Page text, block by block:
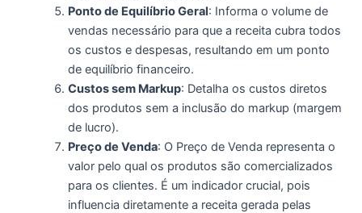
Ponto de Equilíbrio Geral: Informa o volume de
vendas necessário para que a receita cubra todos
os custos e despesas, resultando em um ponto
de equilíbrio financeiro.
Custos sem Markup: Detalha os custos diretos
dos produtos sem a inclusão do markup (margem
de lucro).
Preço de Venda: O Preço de Venda representa o
valor pelo qual os produtos são comercializados
para os clientes. É um indicador crucial, pois
influencia diretamente a receita gerada pelas